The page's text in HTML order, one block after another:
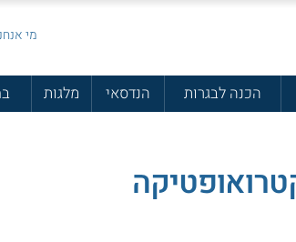
מי
הכנה לבגרות הנדסאי מלגות